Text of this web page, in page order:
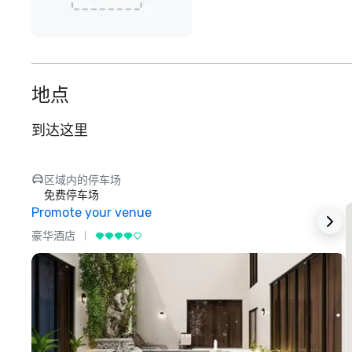
地点
到达这里
区域内的停车场
免费停车场
Promote your venue
豪华酒店